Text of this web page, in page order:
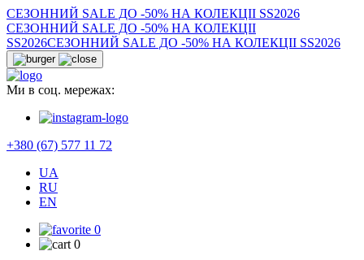
СЕЗОННИЙ SALE ДО -50% НА КОЛЕКЦІІ SS2026
СЕЗОННИЙ SALE ДО -50% НА КОЛЕКЦІІ
SS2026СЕЗОННИЙ SALE ДО -50% НА КОЛЕКЦІІ SS2026
Ми в соц. мережах:
+380 (67) 577 11 72
UA
RU
EN
0
0